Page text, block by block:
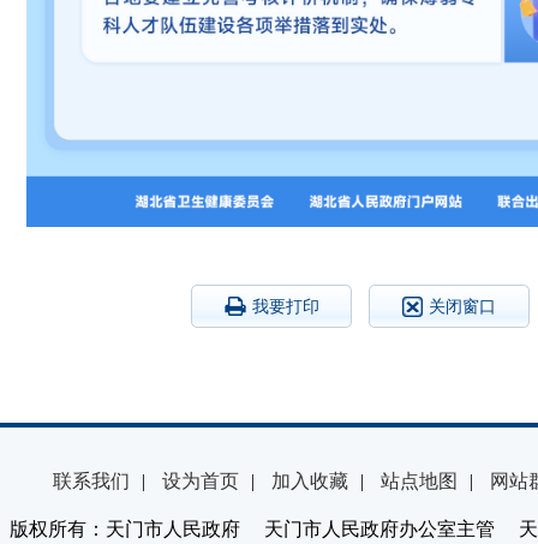
我要打印 关闭窗口
联系我们 | 设为首页 | 加入收藏 | 站点地图 | 网站
版权所有：天门市人民政府 天门市人民政府办公室主管 天